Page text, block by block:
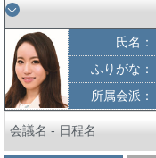
氏名：
ふりがな：
所属会派：
会議名 - 日程名